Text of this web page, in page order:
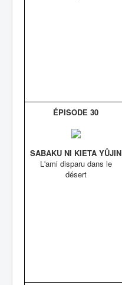
ÉPISODE 30
SABAKU NI KIETA YÛJIN
L'ami disparu dans le
désert